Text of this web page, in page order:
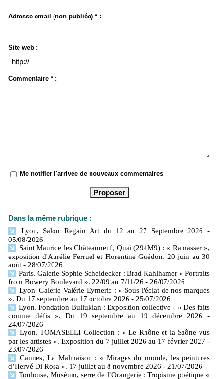
Adresse email (non publiée) * :
Site web :
Commentaire * :
Me notifier l'arrivée de nouveaux commentaires
Dans la même rubrique :
Lyon, Salon Regain Art du 12 au 27 Septembre 2026
-
05/08/2026
Saint Maurice les Châteauneuf, Quai (294M9) : « Ramasser »,
exposition d'Aurélie Ferruel et Florentine Guédon. 20 juin au 30
août - 28/07/2026
Paris, Galerie Sophie Scheidecker : Brad Kahlhamer « Portraits
from Bowery Boulevard ». 22/09 au 7/11/26 - 26/07/2026
Lyon, Galerie Valérie Eymeric : « Sous l'éclat de nos marques
». Du 17 septembre au 17 octobre 2026 - 25/07/2026
Lyon, Fondation Bullukian : Exposition collective - « Des faits
comme défis ». Du 19 septembre au 19 décembre 2026
-
24/07/2026
Lyon, TOMASELLI Collection : « Le Rhône et la Saône vus
par les artistes ». Exposition du 7 juillet 2026 au 17 février 2027 -
23/07/2026
Cannes, La Malmaison : « Mirages du monde, les peintures
d’Hervé Di Rosa ». 17 juillet au 8 novembre 2026 - 21/07/2026
Toulouse, Muséum, serre de l’Orangerie : Tropisme poétique «